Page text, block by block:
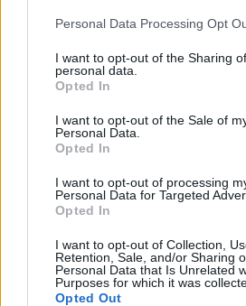
Please note that this website/app
not limited to your visit or usage
grant or deny consent to Google and
use your data for below specified
consent section.
Personal Data Processing Opt
I want to opt-out of the Sharing
personal data.
Opted In
I want to opt-out of the Sale of
Personal Data.
Opted In
I want to opt-out of processing
Personal Data for Targeted
Opted In
I want to opt-out of Collection,
Retention, Sale, and/or Sharing
Personal Data that Is Unrelated
Purposes for which it was
Opted Out
Også rapporten om Ski-VM
agendaen.
Granskingen slakter Ski-
regler, risiko uten kontroll
I forkant av Skitinget blir det
grenene i forbundet:
freestyle/freeski og hopp.
Se alle dokumentene til